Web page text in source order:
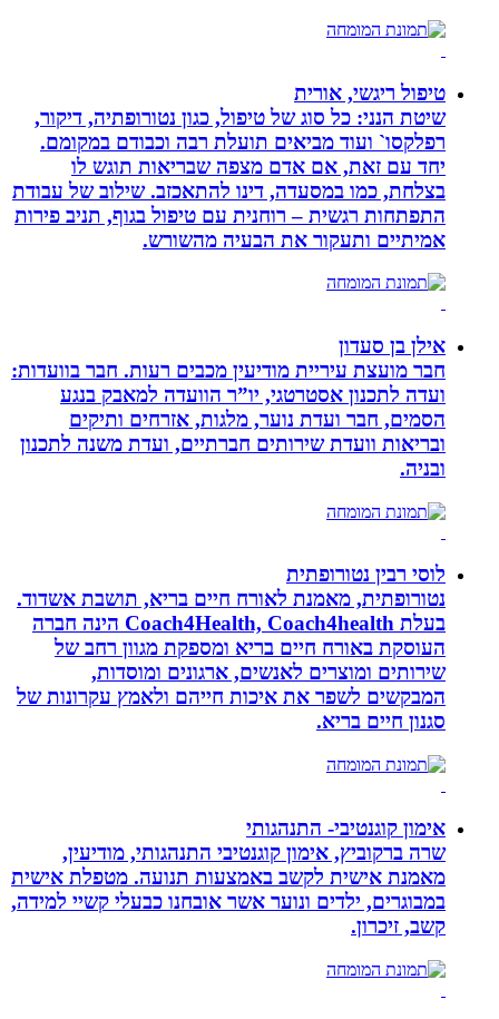
טיפול ריגשי, אורית
שיטת הנני: כל סוג של טיפול, כגון נטורופתיה, דיקור,
רפלקסו` ועוד מביאים תועלת רבה וכבודם במקומם.
יחד עם זאת, אם אדם מצפה שבריאות תוגש לו
בצלחת, כמו במסעדה, דינו להתאכזב. שילוב של עבודת
התפתחות רגשית – רוחנית עם טיפול בגוף, תניב פירות
אמיתיים ותעקור את הבעיה מהשורש.
אילן בן סעדון
חבר מועצת עיריית מודיעין מכבים רעות. חבר בוועדות:
ועדה לתכנון אסטרטגי, יו”ר הוועדה למאבק בנגע
הסמים, חבר ועדת נוער, מלגות, אזרחים ותיקים
ובריאות וועדת שירותים חברתיים, ועדת משנה לתכנון
לוסי רבין נטורופתית
נטורופתית, מאמנת לאורח חיים בריא, תושבת אשדוד.
בעלת Coach4Health, Coach4health הינה חברה
העוסקת באורח חיים בריא ומספקת מגוון רחב של
שירותים ומוצרים לאנשים, ארגונים ומוסדות,
המבקשים לשפר את איכות חייהם ולאמץ עקרונות של
סגנון חיים בריא.
אימון קוגנטיבי- התנהגותי
שרה ברקוביץ, אימון קוגנטיבי התנהגותי, מודיעין,
מאמנת אישית לקשב באמצעות תנועה. מטפלת אישית
במבוגרים, ילדים ונוער אשר אובחנו כבעלי קשיי למידה,
קשב, זיכרון.